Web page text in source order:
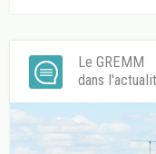
Le GREMM
dans